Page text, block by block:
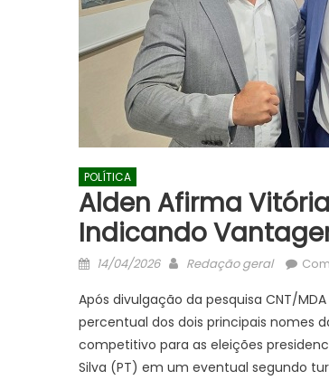
POLÍTICA
Alden Afirma
Indicando
Posted
14/04/2026 Author
Redação geral
Após divulgação da pesquisa CNT/
percentual dos dois principais nomes
competitivo para as eleições
Silva (PT) em um eventual segundo